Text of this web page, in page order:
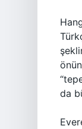
da